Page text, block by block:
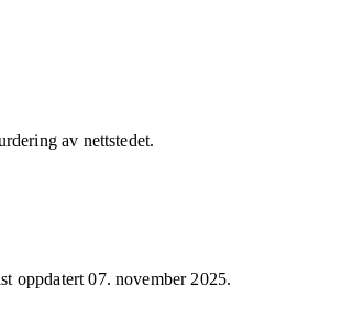
av nettstedet.
oppdatert07. november 2025.